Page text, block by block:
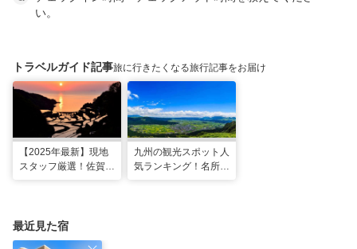
い。
トラベルガイド記事旅に行きたくなる旅行記事をお届け
【2025年最新】現地
スタッフ厳選！佐賀県
九州の観光スポット人
気ランキング！名所も
最近見た宿